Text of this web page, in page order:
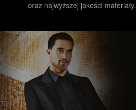
oraz najwyższej jakości materiały.